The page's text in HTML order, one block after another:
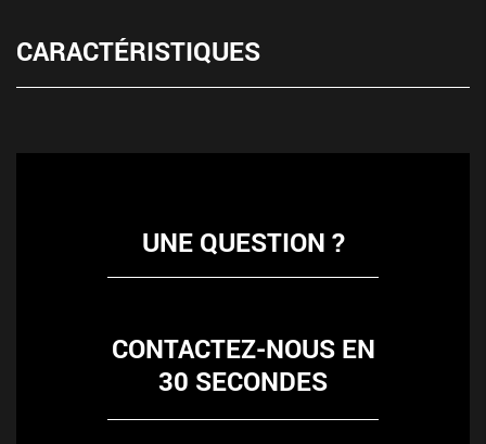
CARACTÉRISTIQUES
UNE QUESTION ?
CONTACTEZ-NOUS EN
30 SECONDES